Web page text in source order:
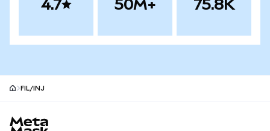
4.7 50M+ 75.8K
FIL/INJ